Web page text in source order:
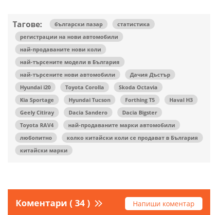
Тагове: български пазар
статистика
регистрации на нови автомобили
най-продаваните нови коли
най-търсените модели в България
най-търсените нови автомобили
Дачия Дъстър
Hyundai i20
Toyota Corolla
Skoda Octavia
Kia Sportage
Hyundai Tucson Forthing T5
Haval H3
Geely Citiray
Dacia Sandero
Dacia Bigster
Toyota RAV4
най-продаваните марки автомобили
любопитно
колко китайски коли се продават в България
китайски марки
Коментари ( 34 ) Напиши коментар